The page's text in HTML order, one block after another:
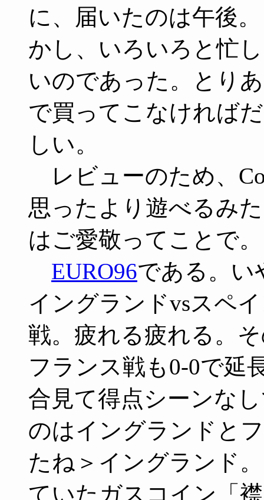
に、届いたのは午後
かし、いろいろと忙
いのであった。とり
で買ってこなければ
しい。
レビューのため、
思ったより遊べるみ
はご愛敬ってことで。
EURO96である。い
イングランドvsスペ
戦。疲れる疲れる。
フランス戦も0-0で延
合見て得点シーンな
のはイングランドと
たね＞イングランド
ていたガスコイン「